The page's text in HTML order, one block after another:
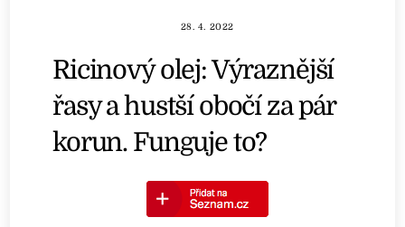
28. 4. 2022
Ricinový olej: Výraznější
řasy a hustší obočí za pár
korun. Funguje to?